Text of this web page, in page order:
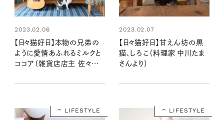
2023.02.06
【日々猫好日】本物の兄弟の
ように愛情あふれるミルクと
ココア（雑貨店店主 佐々木
2023.02.07
【日々猫好日】甘えん坊の黒
猫、しろこ（料理家 中川たま
さんより）
LIFESTYLE LIFESTYLE